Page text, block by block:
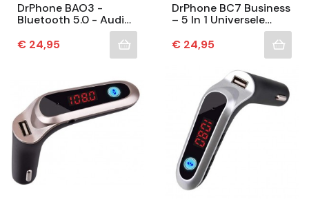
DrPhone BAO3 -
Bluetooth 5.0 - Audio
Ontvanger - 3.5mm
Aux - Usb Dongle -
Draadloze Adapter
Prijs
€ 24,95
DrPhone BC7 Business
– 5 In 1 Universele
Draadloze Bluetooth
Handsfree-Carkit Met
Prijs
€ 24,95